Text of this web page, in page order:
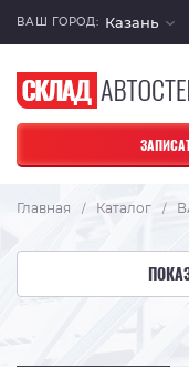
ВАШ ГОРОД: Казань
Главная / Каталог /